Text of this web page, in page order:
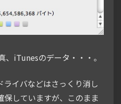
iTunesのデータ・・・。
イバなどはさっくり消し
保していますが、このまま